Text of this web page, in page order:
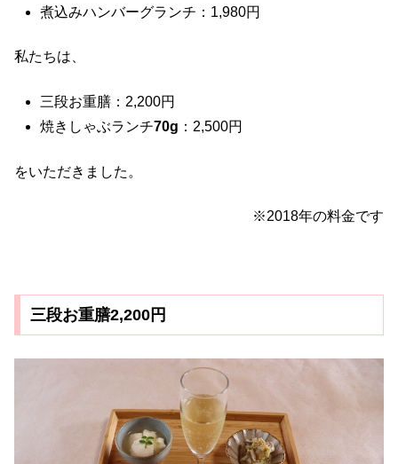
煮込みハンバーグランチ：1,980円
私たちは、
三段お重膳：2,200円
焼きしゃぶランチ70g ：2,500円
をいただきました。
※2018年の料金です
三段お重膳2,200円